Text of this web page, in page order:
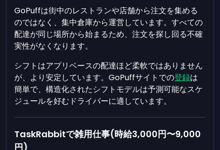
GoPuffは街中のレストランや店舗から注文を集める
のではなく、集中倉庫から運営しています。すべての
配達が同じ場所から始まるため、注文を探し回る不確
実性がなくなります。
シフトはアプリベースの配達ほど柔軟ではありません
が、より安定しています。GoPuffサイトでの登録は
簡単で、構造化されたシフトモデルは予測可能なスケ
ジュールを好むドライバーに適しています。
TaskRabbitで雑用仕事(時給3,000円〜9,000
円)